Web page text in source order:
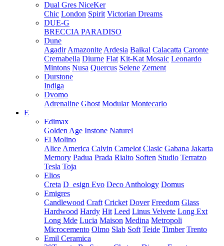
Dual Gres NiceKer
Chic London Spirit Victorian Dreams
DUE-G
BRECCIA PARADISO
Dune
Agadir Amazonite Ardesia Baikal Calacatta Caronte
Cremabella Diurne Flat Kit-Kat Mosaic Leonardo
Mintons Nusa Quercus Selene Zement
Durstone
Indiga
Dvomo
Adrenaline Ghost Modular Montecarlo
E
Edimax
Golden Age Instone Naturel
El Molino
Alice America Calvin Camelot Clasic Gabana Jakarta
Memory Padua Prada Rialto Soften Studio Terratzo
Tesla Toja
Elios
Creta D_esign Evo Deco Anthology Domus
Emigres
Candlewood Craft Cricket Dover Freedom Glass
Hardwood Hardy Hit Leed Linus Velvete Long Ext
Long Mde Lucia Maison Medina Metropoli
Microcemento Olmo Slab Soft Teide Timber Trento
Emil Ceramica